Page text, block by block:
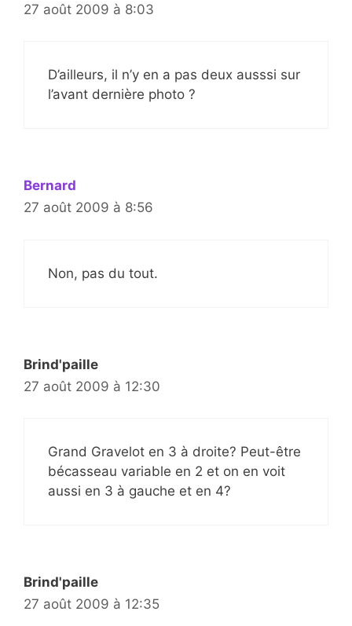
27 août 2009 à 8:03
D’ailleurs, il n’y en a pas deux ausssi sur
l’avant dernière photo ?
Bernard
27 août 2009 à 8:56
Non, pas du tout.
Brind'paille
27 août 2009 à 12:30
Grand Gravelot en 3 à droite? Peut-être
bécasseau variable en 2 et on en voit
aussi en 3 à gauche et en 4?
Brind'paille
27 août 2009 à 12:35